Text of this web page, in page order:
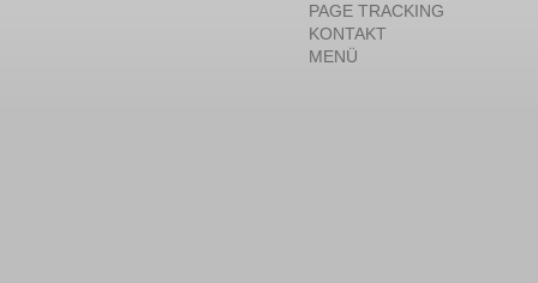
PAGE TRACKING
KONTAKT
MENÜ